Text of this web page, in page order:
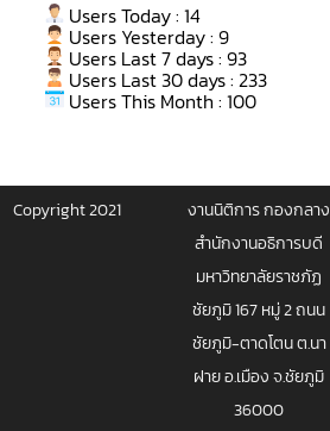
Users Today : 14
Users Yesterday : 9
Users Last 7 days : 93
Users Last 30 days : 233
Users This Month : 100
Copyright 2021
งานนิติการ กองกลาง
สำนักงานอธิการบดี
มหาวิทยาลัยราชภัฏ
ชัยภูมิ 167 หมู่ 2 ถนน
ชัยภูมิ-ตาดโตน ต.นา
ฝาย อ.เมือง จ.ชัยภูมิ
36000